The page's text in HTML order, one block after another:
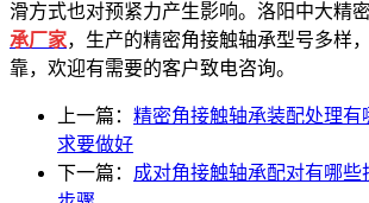
滑方式也对预紧力产生影响。 洛阳中大精
承厂家， 生产的精密角接触轴承型号多样
靠，欢迎有需要的客户致电咨询。
上一篇： 精密角接触轴承装配处理有
求要做好
下一篇： 成对角接触轴承配对有哪些